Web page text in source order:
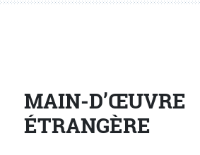
MAIN-D’ŒUVRE
ÉTRANGÈRE